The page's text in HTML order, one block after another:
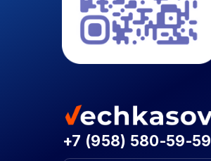
+7 (958) 580-59-59